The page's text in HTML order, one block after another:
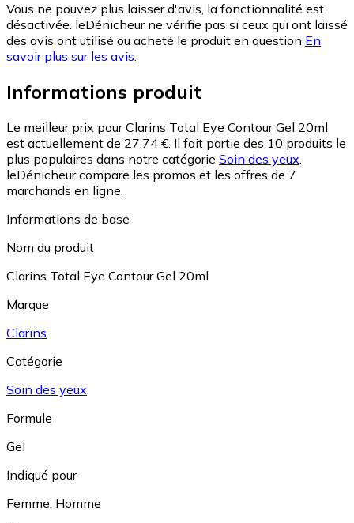
Vous ne pouvez plus laisser d'avis, la fonctionnalité est
désactivée. leDénicheur ne vérifie pas si ceux qui ont laissé
des avis ont utilisé ou acheté le produit en question En
savoir plus sur les avis.
Informations produit
Le meilleur prix pour Clarins Total Eye Contour Gel 20ml
est actuellement de 27,74 €. Il fait partie des 10 produits le
plus populaires dans notre catégorie Soin des yeux.
leDénicheur compare les promos et les offres de 7
marchands en ligne.
Informations de base
Nom du produit
Clarins Total Eye Contour Gel 20ml
Marque
Clarins
Catégorie
Soin des yeux
Formule
Gel
Indiqué pour
Femme, Homme